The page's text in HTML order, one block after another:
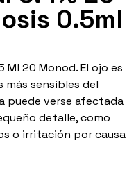
0.5ml
Ml 20 Monod. El ojo es
más sensibles del
puede verse afectada
detalle, como
o irritación por causa